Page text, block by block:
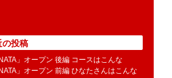
の投稿
」オープン 後編 コースはこんな
」オープン 前編 ひなたさんはこんな